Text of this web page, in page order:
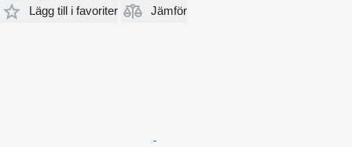
Lägg till i favoriter
Jämför